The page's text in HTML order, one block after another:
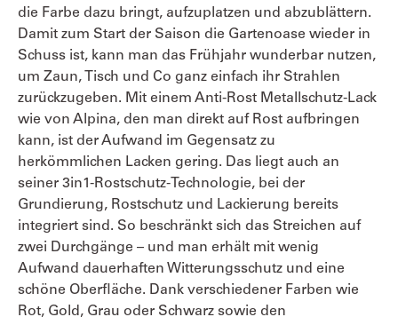
die Farbe dazu bringt, aufzuplatzen und abzublättern.
Damit zum Start der Saison die Gartenoase wieder in
Schuss ist, kann man das Frühjahr wunderbar nutzen,
um Zaun, Tisch und Co ganz einfach ihr Strahlen
zurückzugeben. Mit einem Anti-Rost Metallschutz-Lack
wie von Alpina, den man direkt auf Rost aufbringen
kann, ist der Aufwand im Gegensatz zu
herkömmlichen Lacken gering. Das liegt auch an
seiner 3in1-Rostschutz-Technologie, bei der
Grundierung, Rostschutz und Lackierung bereits
integriert sind. So beschränkt sich das Streichen auf
zwei Durchgänge – und man erhält mit wenig
Aufwand dauerhaften Witterungsschutz und eine
schöne Oberfläche. Dank verschiedener Farben wie
Rot, Gold, Grau oder Schwarz sowie den